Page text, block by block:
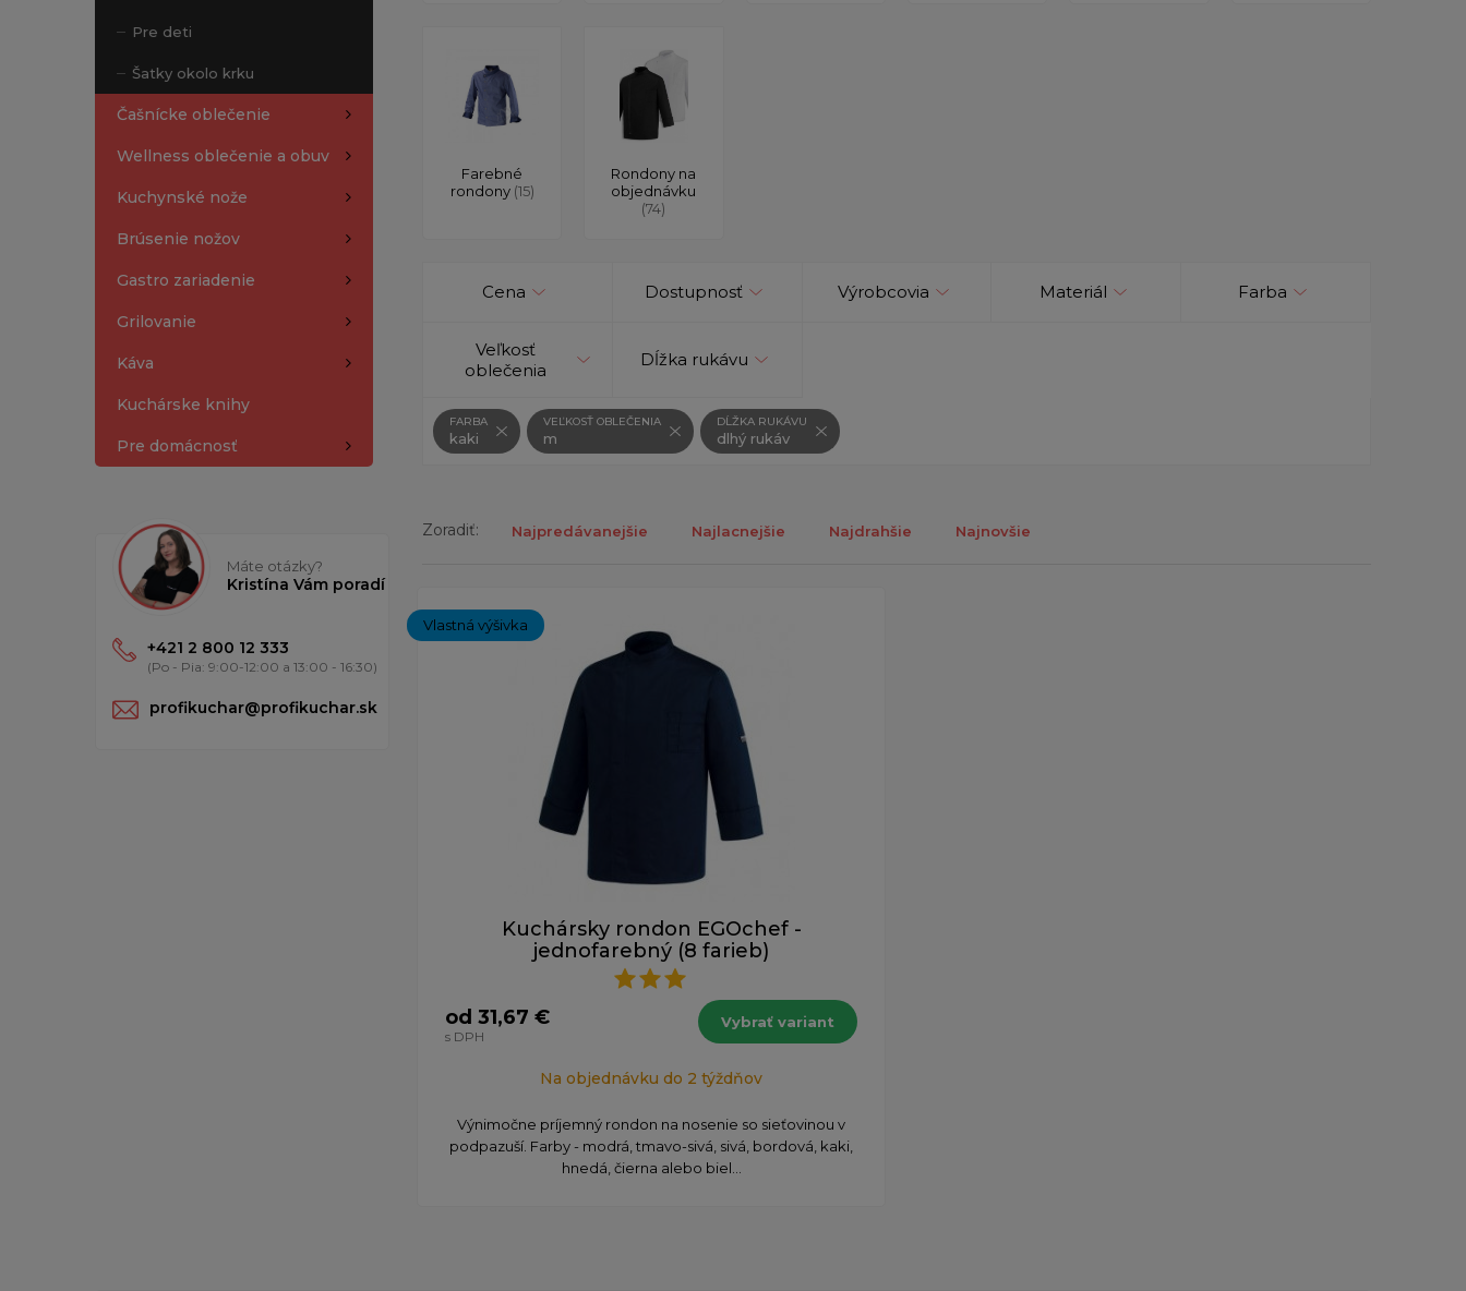
Pre deti
Šatky okolo krku
Čašnícke oblečenie
Wellness oblečenie a obuv
Kuchynské nože
Brúsenie nožov
Gastro zariadenie
Grilovanie
Káva
Kuchárske knihy
Pre domácnosť
Máte otázky?
Kristína Vám poradí
+421 2 800 12 333
(Po - Pia: 9:00-12:00 a 13:00 - 16:30)
profikuchar@profikuchar.sk
Farebné
rondony (15)
Rondony na
objednávku
(74)
Cena Dostupnosť Výrobcovia Materiál Farba
Veľkosť
oblečenia
Dĺžka rukávu
FARBA
kaki
VEĽKOSŤ OBLEČENIA
m
DĹŽKA RUKÁVU
dlhý rukáv
Zoradiť: Najpredávanejšie Najlacnejšie Najdrahšie Najnovšie
Vlastná výšivka
Kuchársky rondon EGOchef -
jednofarebný (8 farieb)
od 31,67 €
s DPH
Vybrať variant
Na objednávku do 2 týždňov
Výnimočne príjemný rondon na nosenie so sieťovinou v
podpazuší. Farby - modrá, tmavo-sivá, sivá, bordová, kaki,
hnedá, čierna alebo biel...